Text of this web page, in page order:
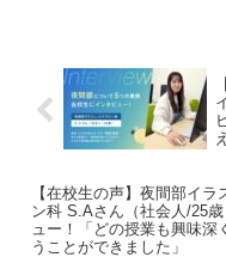
【在校生の声】夜間部イラ
ン科 S.Aさん（社会人/25
ュー！「どの授業も興味深
うことができました」